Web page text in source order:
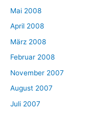
Mai 2008
April 2008
März 2008
Februar 2008
November 2007
August 2007
Juli 2007